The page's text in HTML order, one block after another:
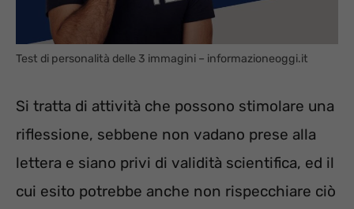
Test di personalità delle 3 immagini – informazioneoggi.it
Si tratta di attività che possono stimolare una
riflessione, sebbene non vadano prese alla
lettera e siano privi di validità scientifica, ed il
cui esito potrebbe anche non rispecchiare ciò